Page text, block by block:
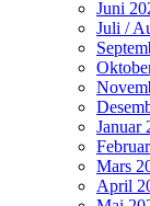
Juni
Juli /
Januar
Mars
April